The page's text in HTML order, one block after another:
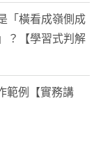
「橫看成嶺側成
？【學習式判解
範例【實務講